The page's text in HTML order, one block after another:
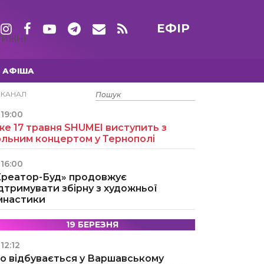
ЕФІР
АФІША
15 ТРАВНЯ
19:00
17 травня SHUMEI виступить з
концертом у Тернополі
16:00
Буд» продовжує
збірну з художньої
19 БЕРЕЗНЯ
12:12
відбувається у Варшавському